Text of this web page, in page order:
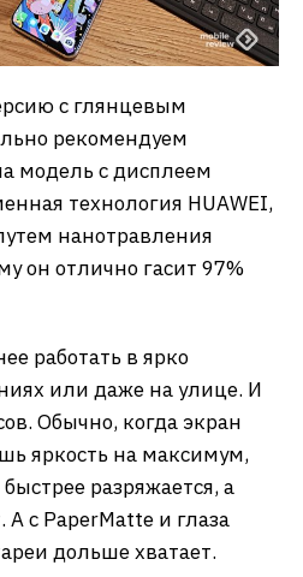
с глянцевым
рекомендуем
модель с дисплеем
технология HUAWEI,
нанотравления
он отлично гасит 97%
работать в ярко
или даже на улице. И
Обычно, когда экран
яркость на максимум,
быстрее разряжается, а
А с PaperMatte и глаза
дольше хватает.